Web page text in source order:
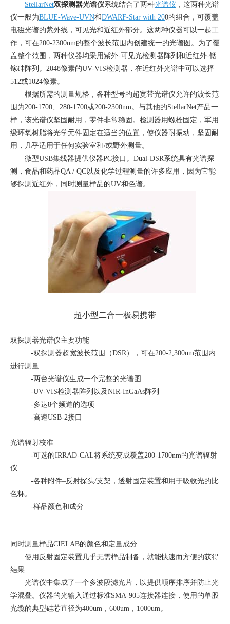
StellarNet双探测器光谱仪系统结合了两种光谱仪 ，这两种光谱
仪一般为BLUE-Wave-UVN和DWARF-Star with 200的组合，可覆盖
电磁光谱的紫外线，可见光和近红外部分。这两种仪器可以一起工
作，可在200-2300nm的整个波长范围内创建统一的光谱图。为了覆
盖整个范围，两种仪器均采用紫外-可见光检测器阵列和近红外-铟
镓砷阵列。 2048像素的UV-VIS检测器，在近红外光谱中可以选择
512或1024像素。
根据所需的测量规格，各种型号的超宽带光谱仪允许的波长范
围为200-1700、 280-1700或200-2300nm。与其他的StellarNet产品一
样，该光谱仪坚固耐用，零件非常稳固。检测器用螺栓固定，军用
级环氧树脂将光学元件固定在适当的位置，使仪器耐振动，坚固耐
用，几乎适用于任何实验室和/或野外测量。
微型USB集线器提供仪器PC接口。 Dual-DSR系统具有光谱探
测，食品和药品QA / QC以及化学过程测量的许多应用，因为它能
够探测近红外，同时测量样品的UV和色谱。
超小型二合一极易携带
双探测器光谱仪主要功能
-双探测器超宽波长范围（DSR），可在200-2,300nm范围内
进行测量
-两台光谱仪生成一个完整的光谱图
-UV-VIS检测器阵列以及NIR-InGaAs阵列
-多达8个频道的选项
-高速USB-2接口
光谱辐射校准
-可选的IRRAD-CAL将系统变成覆盖200-1700nm的光谱辐射
仪
-各种附件–反射探头/支架，透射固定装置和用于吸收光的比
色杯。
-样品颜色和成分
同时测量样品CIELAB的颜色和定量成分
使用反射固定装置几乎无需样品制备，就能快速而方便的获得
结果
光谱仪中集成了一个多波段滤光片，以提供顺序排序并防止光
学混叠。仪器的光输入通过标准SMA-905连接器连接，使用的单股
光缆的典型硅芯直径为400um， 600um， 1000um。